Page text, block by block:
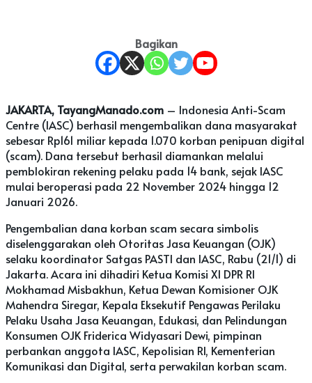
Bagikan
JAKARTA, TayangManado.com – Indonesia Anti-Scam
Centre (IASC) berhasil mengembalikan dana masyarakat
sebesar Rp161 miliar kepada 1.070 korban penipuan digital
(scam). Dana tersebut berhasil diamankan melalui
pemblokiran rekening pelaku pada 14 bank, sejak IASC
mulai beroperasi pada 22 November 2024 hingga 12
Januari 2026.
Pengembalian dana korban scam secara simbolis
diselenggarakan oleh Otoritas Jasa Keuangan (OJK)
selaku koordinator Satgas PASTI dan IASC, Rabu (21/1) di
Jakarta. Acara ini dihadiri Ketua Komisi XI DPR RI
Mokhamad Misbakhun, Ketua Dewan Komisioner OJK
Mahendra Siregar, Kepala Eksekutif Pengawas Perilaku
Pelaku Usaha Jasa Keuangan, Edukasi, dan Pelindungan
Konsumen OJK Friderica Widyasari Dewi, pimpinan
perbankan anggota IASC, Kepolisian RI, Kementerian
Komunikasi dan Digital, serta perwakilan korban scam.